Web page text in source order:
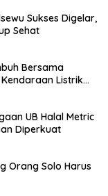
Sukses Digelar,
Sehat
Bersama
Listrik
UB Halal Metric
Diperkuat
Orang Solo Harus